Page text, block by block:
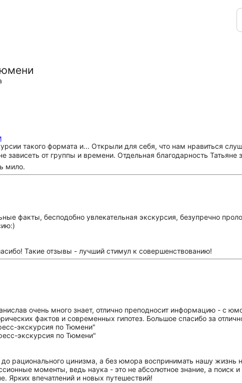
такого формата и... Открыли для себя, что нам нравиться
зависеть от группы и времени. Отдельная благодарность
мило.
факты, бесподобно увлекательная экскурсия, безупречно
Такие отзывы - лучший стимул к совершенствованию!
очень много знает, отлично преподносит информацию - с
фактов и современных гипотез. Большое спасибо за
рационального цинизма, а без юмора воспринимать нашу
моменты, ведь наука - это не абсолютное знание, а поиск
Ярких впечатлений и новых путешествий!